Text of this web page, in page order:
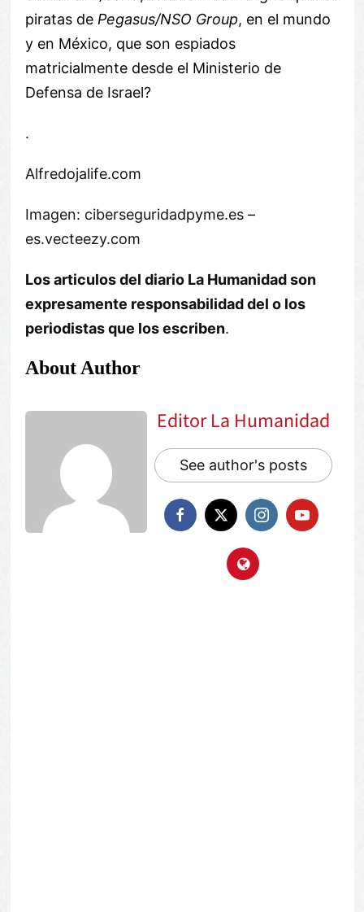
piratas de Pegasus/NSO Group, en el mundo
y en México, que son espiados
matricialmente desde el Ministerio de
Defensa de Israel?
.
Alfredojalife.com
Imagen: ciberseguridadpyme.es –
es.vecteezy.com
Los articulos del diario La Humanidad son
expresamente responsabilidad del o los
periodistas que los escriben.
About Author
Editor La Humanidad
See author's posts